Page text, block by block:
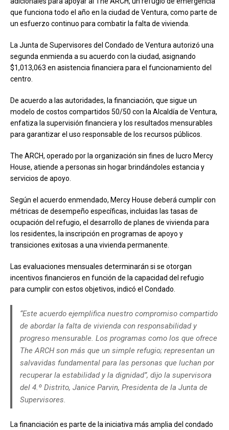
que funciona todo el año en la ciudad de Ventura, como parte de
un esfuerzo continuo para combatir la falta de vivienda.
La Junta de Supervisores del Condado de Ventura autorizó una
segunda enmienda a su acuerdo con la ciudad, asignando
$1,013,063 en asistencia financiera para el funcionamiento del
centro.
De acuerdo a las autoridades, la financiación, que sigue un
modelo de costos compartidos 50/50 con la Alcaldía de Ventura,
enfatiza la supervisión financiera y los resultados mensurables
para garantizar el uso responsable de los recursos públicos.
The ARCH, operado por la organización sin fines de lucro Mercy
House, atiende a personas sin hogar brindándoles estancia y
servicios de apoyo.
Según el acuerdo enmendado, Mercy House deberá cumplir con
métricas de desempeño específicas, incluidas las tasas de
ocupación del refugio, el desarrollo de planes de vivienda para
los residentes, la inscripción en programas de apoyo y
transiciones exitosas a una vivienda permanente.
Las evaluaciones mensuales determinarán si se otorgan
incentivos financieros en función de la capacidad del refugio
para cumplir con estos objetivos, indicó el Condado.
“Este acuerdo ejemplifica nuestro compromiso compartido
de abordar la falta de vivienda con responsabilidad y
progreso mensurable. Los programas como los que ofrece
The ARCH son más que un simple refugio; representan un
salvavidas fundamental para las personas que luchan por
recuperar la estabilidad y la dignidad”, dijo la supervisora ​​
del 4.º Distrito, Janice Parvin, Presidenta de la Junta de
Supervisores.
La financiación es parte de la iniciativa más amplia del condado